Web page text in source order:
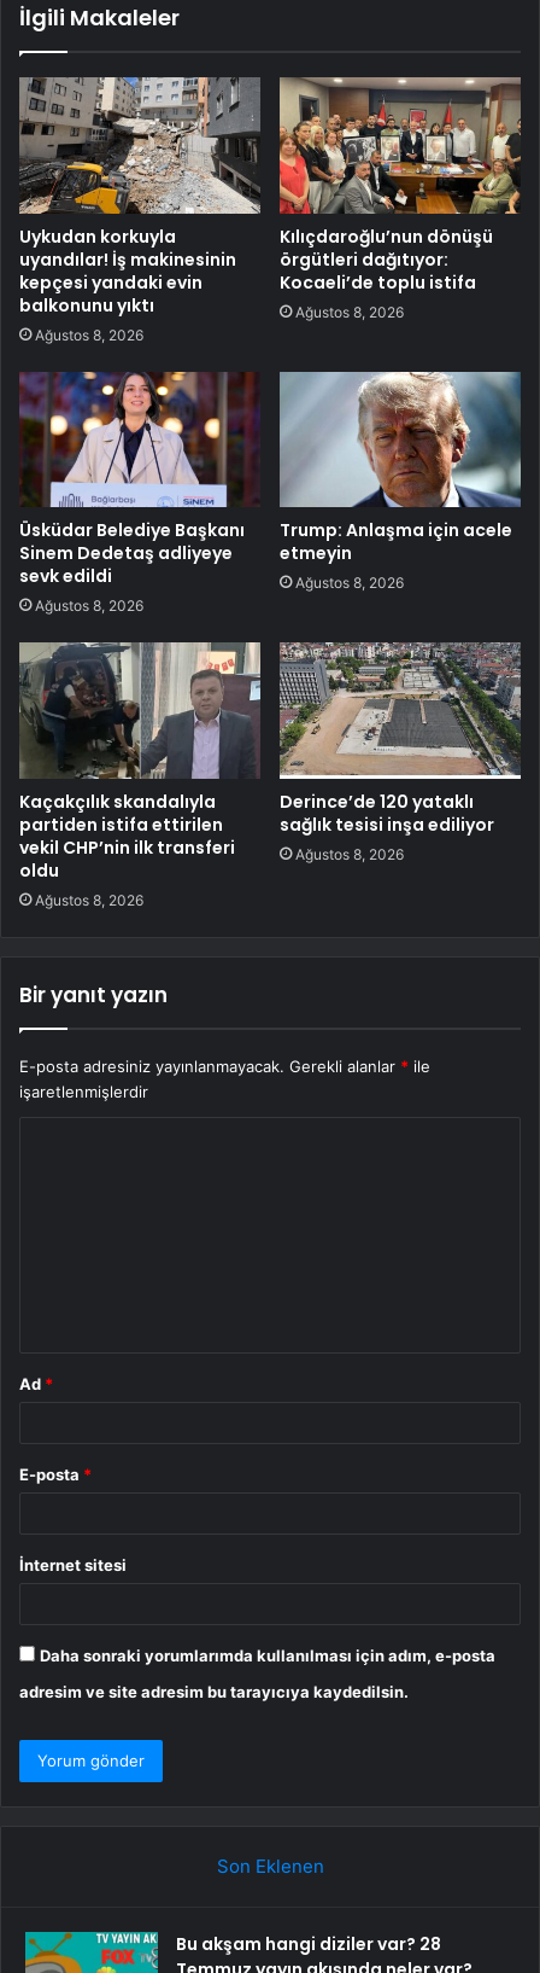
İlgili Makaleler
Uykudan korkuyla
uyandılar! İş makinesinin
kepçesi yandaki evin
balkonunu yıktı
Ağustos 8, 2026
Kılıçdaroğlu’nun dönüşü
örgütleri dağıtıyor:
Kocaeli’de toplu istifa
Ağustos 8, 2026
Üsküdar Belediye Başkanı
Sinem Dedetaş adliyeye
sevk edildi
Ağustos 8, 2026
Trump: Anlaşma için acele
etmeyin
Ağustos 8, 2026
Kaçakçılık skandalıyla
partiden istifa ettirilen
vekil CHP’nin ilk transferi
oldu
Ağustos 8, 2026
Derince’de 120 yataklı
sağlık tesisi inşa ediliyor
Ağustos 8, 2026
Bir yanıt yazın
E-posta adresiniz yayınlanmayacak. Gerekli alanlar * ile
işaretlenmişlerdir
Ad *
E-posta *
İnternet sitesi
Daha sonraki yorumlarımda kullanılması için adım, e-posta
adresim ve site adresim bu tarayıcıya kaydedilsin.
Son Eklenen
Bu akşam hangi diziler var? 28